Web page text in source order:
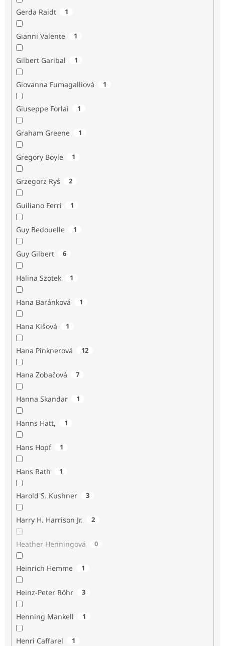
Gerda Raidt 1
Gianni Valente 1
Gilbert Garibal 1
Giovanna Fumagalliová 1
Giuseppe Forlai 1
Graham Greene 1
Gregory Boyle 1
Grzegorz Ryś 2
Guiliano Ferri 1
Guy Bedouelle 1
Guy Gilbert 6
Halina Szotek 1
Hana Baránková 1
Hana Kišová 1
Hana Pinknerová 12
Hana Zobačová 7
Hanna Skandar 1
Hanns Hatt, 1
Hans Hopf 1
Hans Rath 1
Harold S. Kushner 3
Harry H. Harrison Jr. 2
Heather Henningová 0
Heinrich Hemme 1
Heinz-Peter Röhr 3
Henning Mankell 1
Henri Caffarel 1